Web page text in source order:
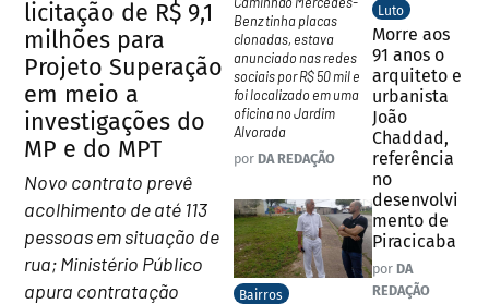
licitação de R$ 9,1
milhões para
Projeto Superação
em meio a
investigações do
MP e do MPT
Novo contrato prevê
acolhimento de até 113
pessoas em situação de
rua; Ministério Público
apura contratação
Benz tinha placas
clonadas, estava
anunciado nas redes
sociais por R$ 50 mil e
foi localizado em uma
oficina no Jardim
Alvorada
por DA REDAÇÃO
Bairros
Luto
Morre aos
91 anos o
arquiteto e
urbanista
João
Chaddad,
referência
no
desenvolvi
mento de
Piracicaba
por DA
REDAÇÃO